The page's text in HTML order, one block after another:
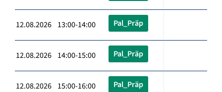
12.08.2026 13:00-14:00 Pal_Präp
12.08.2026 14:00-15:00 Pal_Präp
12.08.2026 15:00-16:00 Pal_Präp